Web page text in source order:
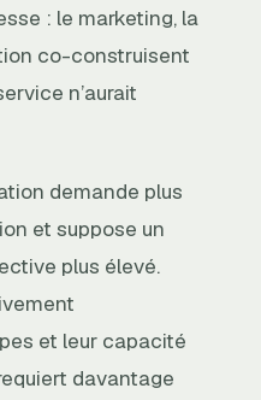
: le marketing, la
co-construisent
n’aurait
demande plus
et suppose un
plus élevé.
et leur capacité
davantage